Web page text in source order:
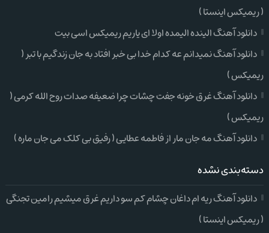
( ریمیکس اینستا )
دانلود آهنگ الینده الیمده اولا ای یاریم ریمیکس اسی بیت
دانلود آهنگ نمیدانم عه کدام خدا بی خبر افتاد به جان زندگیم با تبر (
ریمیکس )
دانلود آهنگ غرق خونه جفت چشات چرا ضعیفه صدات روح الله کرمی (
ریمیکس )
دانلود آهنگ مه جان مار از فاطمه عطایی ( رفیق بی کلک می جان ماره )
دسته‌بندی نشده
دانلود آهنگ ریه ام داغان چشام کم سو داریم غرق میشیم رامین تجنگی
( ریمیکس اینستا )